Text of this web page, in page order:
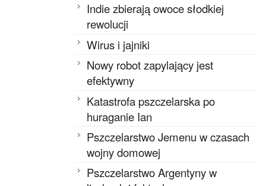
Indie zbierają owoce słodkiej
rewolucji
Wirus i jajniki
Nowy robot zapylający jest
efektywny
Katastrofa pszczelarska po
huraganie Ian
Pszczelarstwo Jemenu w czasach
wojny domowej
Pszczelarstwo Argentyny w